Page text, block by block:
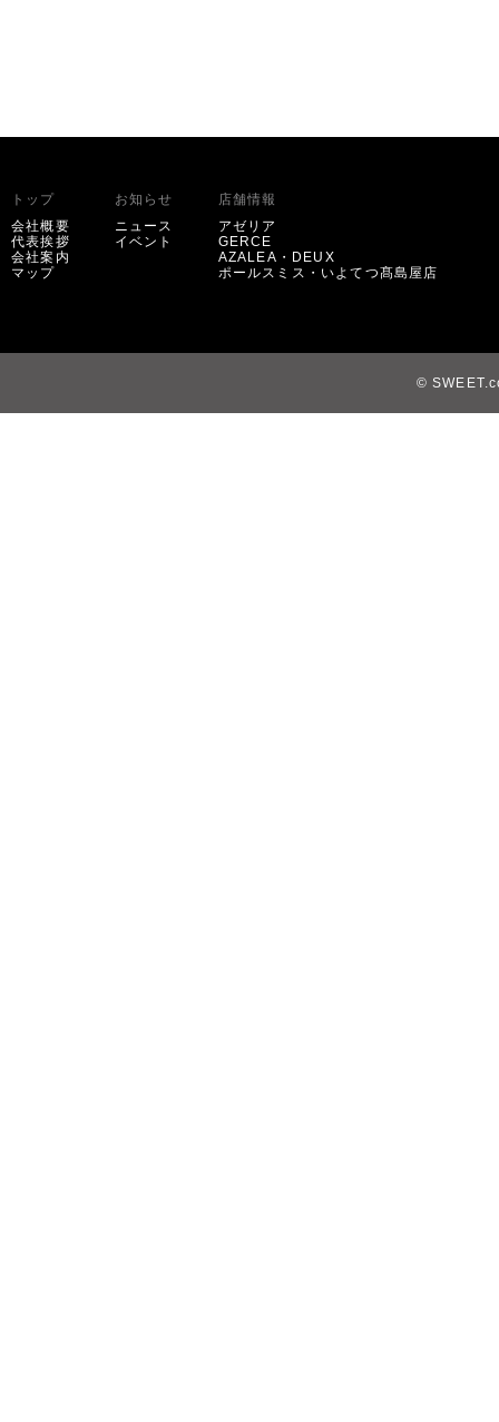
トップ
会社概要
代表挨拶
会社案内
マップ
お知らせ
ニュース
イベント
店舗情報
アゼリア
GERCE
AZALEA・DEUX
ポールスミス・いよてつ髙島屋店
©